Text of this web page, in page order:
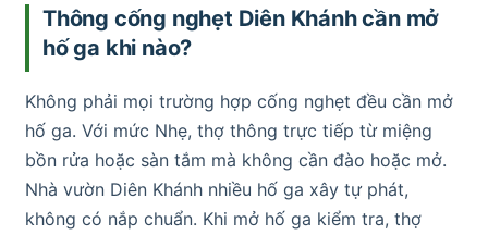
Thông cống nghẹt Diên Khánh cần mở
hố ga khi nào?
Không phải mọi trường hợp cống nghẹt đều cần mở
hố ga. Với mức Nhẹ, thợ thông trực tiếp từ miệng
bồn rửa hoặc sàn tắm mà không cần đào hoặc mở.
Nhà vườn Diên Khánh nhiều hố ga xây tự phát,
không có nắp chuẩn. Khi mở hố ga kiểm tra, thợ